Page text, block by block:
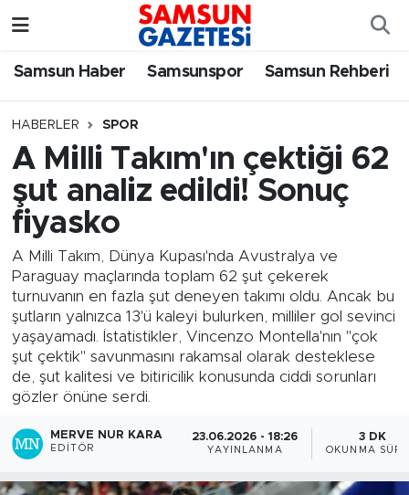
Samsun Haber Samsunspor Samsun Rehberi
HABERLER SPOR
A Milli Takım'ın çektiği 62
şut analiz edildi! Sonuç
fiyasko
A Milli Takım, Dünya Kupası'nda Avustralya ve
Paraguay maçlarında toplam 62 şut çekerek
turnuvanın en fazla şut deneyen takımı oldu. Ancak bu
şutların yalnızca 13'ü kaleyi bulurken, milliler gol sevinci
yaşayamadı. İstatistikler, Vincenzo Montella'nın "çok
şut çektik" savunmasını rakamsal olarak desteklese
de, şut kalitesi ve bitiricilik konusunda ciddi sorunları
gözler önüne serdi.
MERVE NUR KARA
EDITÖR
23.06.2026 - 18:26
YAYINLANMA
3 DK
OKUNMA
Samsun Haber
Samsun Rehberi
Resmi İlanlar
Samsun Nöbetçi Eczaneler
SAMSUN Namaz Vakitleri
Samsun Trafik Yoğunluk Haritası
Süper Lig Puan Durumu ve Fikstür
Tüm Manşetler
Son Dakika Haberleri
Haber Arşivi